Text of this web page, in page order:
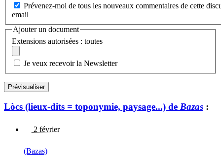
Prévenez-moi de tous les nouveaux commentaires de cette
email
Ajouter un document
Extensions autorisées : toutes
Je veux recevoir la Newsletter
Lòcs (lieux-dits = toponymie, paysage...) de Bazas :
2 février
(Bazas)